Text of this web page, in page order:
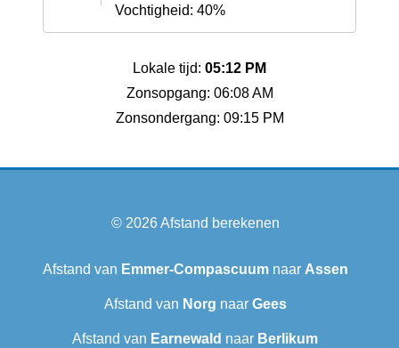
Vochtigheid: 40%
Lokale tijd: 05:12 PM
Zonsopgang: 06:08 AM
Zonsondergang: 09:15 PM
© 2026Afstand berekenen
Afstand van Emmer-Compascuumnaar Assen
Afstand van Norg naar Gees
Afstand van Earnewald naar Berlikum